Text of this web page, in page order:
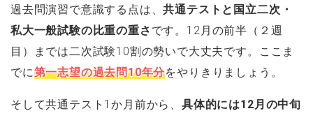
過去問演習で意識する点は、共通テストと国立二次・
私大一般試験の比重の重さ です。12月の前半（２週
目）までは二次試験10割の勢いで大丈夫です。ここま
でに第一志望の過去問10年分をやりきりましょう。
そして共通テスト1か月前から、具体的には12月の中旬